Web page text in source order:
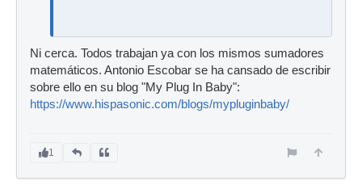
Ni cerca. Todos trabajan ya con los mismos sumadores
matemáticos. Antonio Escobar se ha cansado de escribir
sobre ello en su blog "My Plug In Baby":
https://www.hispasonic.com/blogs/mypluginbaby/
1